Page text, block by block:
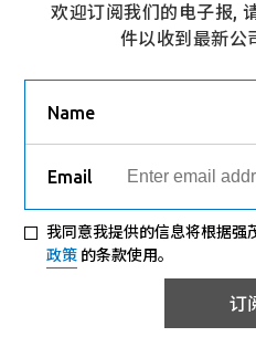
欢迎订阅我们的电子报,
件以收到最新公
Name
Email
订
我同意我提供的信息将根据强
政策 的条款使用。